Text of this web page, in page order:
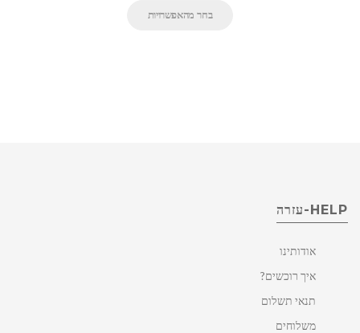
בחר מהאפשרויות
HELP-עזרה
אודותינו
איך רוכשים?
תנאי תשלום
משלוחים